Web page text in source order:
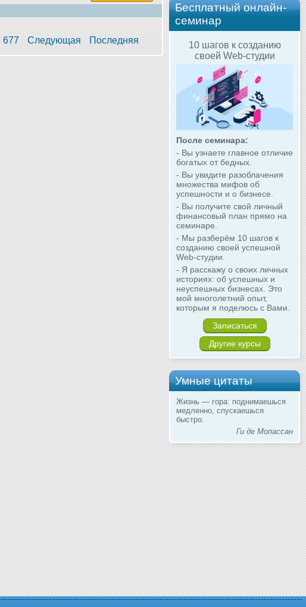
Бесплатный онлайн-
семинар
10 шагов к созданию
своей Web-студии
После семинара:
- Вы узнаете главное отличие
богатых от бедных.
- Вы увидите разоблачения
множества мифов об
успешности и о бизнесе.
- Вы получите свой личный
финансовый план прямо на
семинаре.
- Мы разберём 10 шагов к
созданию своей успешной
Web-студии.
- Я расскажу о своих личных
историях: об успешных и
неуспешных бизнесах. Это
мой многолетний опыт,
которым я поделюсь с Вами.
Записаться
Другие курсы
Умные цитаты
Жизнь — гора: поднимаешься
медленно, спускаешься
быстро.
Ги де Мопассан
677 Следующая Последняя